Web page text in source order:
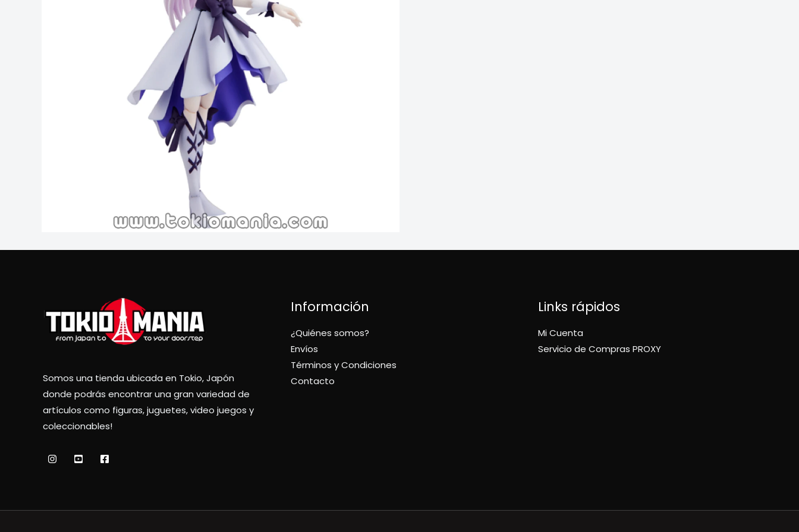
Somos una tienda ubicada en Tokio, Japón
donde podrás encontrar una gran variedad de
artículos como figuras, juguetes, video juegos y
coleccionables!
Información
¿Quiénes somos?
Envíos
Términos y Condiciones
Contacto
Links rápidos
Mi Cuenta
Servicio de Compras PROXY